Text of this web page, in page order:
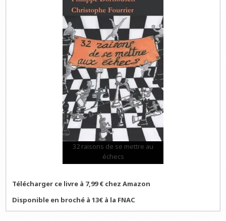
32 raisons de se mettre au
échecs
Télécharger ce livre à 7,99 € chez Amazon
Disponible en broché à 13€ à la FNAC